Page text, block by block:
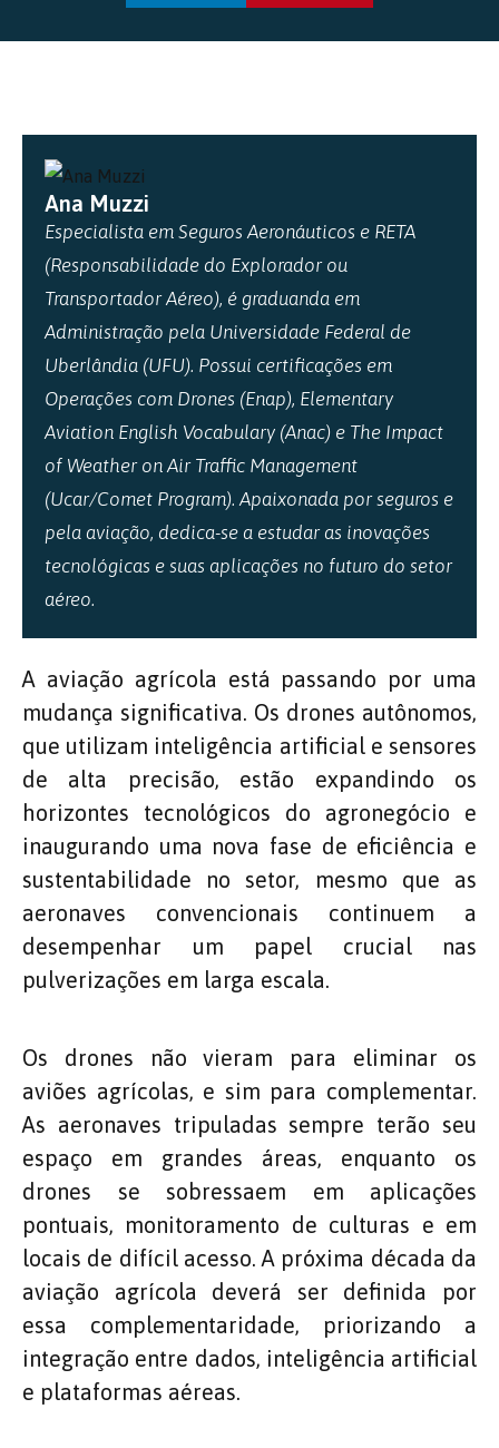
Ana Muzzi
Especialista em Seguros Aeronáuticos e RETA
(Responsabilidade do Explorador ou
Transportador Aéreo), é graduanda em
Administração pela Universidade Federal de
Uberlândia (UFU). Possui certificações em
Operações com Drones (Enap), Elementary
Aviation English Vocabulary (Anac) e The Impact
of Weather on Air Traffic Management
(Ucar/Comet Program). Apaixonada por seguros e
pela aviação, dedica-se a estudar as inovações
tecnológicas e suas aplicações no futuro do setor
aéreo.
A aviação agrícola está passando por uma
mudança significativa. Os drones autônomos,
que utilizam inteligência artificial e sensores
de alta precisão, estão expandindo os
horizontes tecnológicos do agronegócio e
inaugurando uma nova fase de eficiência e
sustentabilidade no setor, mesmo que as
aeronaves convencionais continuem a
desempenhar um papel crucial nas
pulverizações em larga escala.
Os drones não vieram para eliminar os
aviões agrícolas, e sim para complementar.
As aeronaves tripuladas sempre terão seu
espaço em grandes áreas, enquanto os
drones se sobressaem em aplicações
pontuais, monitoramento de culturas e em
locais de difícil acesso. A próxima década da
aviação agrícola deverá ser definida por
essa complementaridade, priorizando a
integração entre dados, inteligência artificial
e plataformas aéreas.